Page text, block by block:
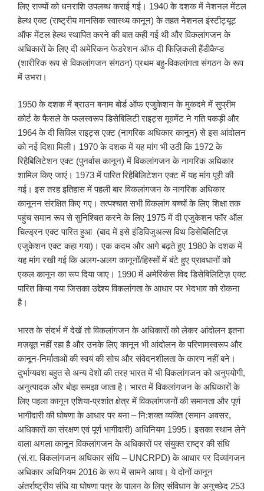
लिए राज्यों को धनराशि उपलब्ध कराई गई। 1940 के दशक में नेशनल मेंटल
हेल्थ एक्ट (राष्ट्रीय मानसिक स्वास्थ्य कानून) के तहत नेशनल इंस्टीट्यूट
ऑफ मेंटल हेल्थ स्थापित करने की बात कही गई थी और विकलांगजन के
अधिकारों के लिए दी अमेरिकन फेडरेशन ऑफ दी फिज़िकली हैंडीकैप्ड
(शारीरिक रूप से विकलांगजन संगठन) प्रथम बहु-विकलांगता संगठन के रूप
में उभरा।
1950 के दशक में ब्राउन बनाम बोर्ड ऑफ एजुकेशन के मुकदमे में सुप्रीम
कोर्ट के फैसले के फलस्वरूप डिसेबिलिटी राइट्स मूवमेंट ने गति पकड़ी और
1964 के दी सिविल राइट्स एक्ट (नागरिक अधिकार कानून) से इस आंदोलन
को नई दिशा मिली। 1970 के दशक में यह मांग भी उठी कि 1972 के
रिहैबिलिटेशन एक्ट (पुनर्वास कानून) में विकलांगजन के नागरिक अधिकार
शामिल किए जाएं। 1973 में पारित रिहैबिलिटेशन एक्ट में यह मांग पूरी की
गई। इस तरह इतिहास में पहली बार विकलांगजन के नागरिक अधिकार
कानूनन संरक्षित किए गए। तत्पश्चात सभी विकलांग बच्चों के लिए शिक्षा तक
पहुंच समान रूप से सुनिश्चित करने के लिए 1975 में दी एजुकेशन फॉर ऑल
चिल्ड्रन एक्ट पारित हुआ (बाद में इसे इंडिविजुअल्स विथ डिसेबिलिटिज़
एजुकेशन एक्ट कहा गया)। एक कदम और आगे बढ़ते हुए 1980 के दशक में
यह मांग रखी गई कि अलग-अलग कानूनों/हिस्सों में बंटे हुए प्रावधानों को
एकल कानून का रूप दिया जाए। 1990 में अमेरिकंस विद डिसेबिलिटिज़ एक्ट
पारित किया गया जिसका उद्देश्य विकलांगता के आधार पर भेदभाव को रोकना
है।
भारत के संदर्भ में देखें तो विकलांगजन के अधिकारों को लेकर आंदोलन इतना
मज़बूत नहीं रहा है और उनके लिए कानून भी आंदोलन के परिणामस्वरूप और
कानून-निर्माताओं की स्वयं की सोच और संवेदनशीलता के कारण नहीं बने।
दुर्भाग्यवश बहुत से अन्य देशों की तरह भारत में भी विकलांगजन को अनुपयोगी,
अनुत्पादक और बोझ समझा जाता है। भारत में विकलांगजन के अधिकारों के
लिए पहला कानून एशिया-प्रशांत क्षेत्र में विकलांगजनों की समानता और पूर्ण
भागीदारी की घोषणा के आधार पर बना – नि:शक्त व्यक्ति (समान अवसर,
अधिकारों का संरक्षण एवं पूर्ण भागीदारी) अधिनियम 1995। इसका स्थान लेने
वाला अगला कानून विकलांगजन के अधिकारों पर संयुक्त राष्ट्र की संधि
(सं.रा. विकलांगजन अधिकार संधि – UNCRPD) के आधार पर दिव्यांगजन
अधिकार अधिनियम 2016 के रूप में सामने आया। ये दोनों कानून
अंतर्राष्ट्रीय संधि या घोषणा पत्र के पालन के लिए संविधान के अनुच्छेद 253